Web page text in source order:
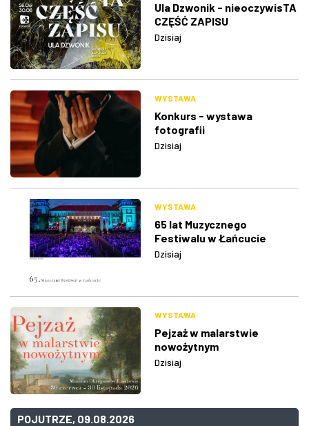
Ula Dzwonik - nieoczywisTA
CZĘŚĆ ZAPISU
Dzisiaj
WYSTAWA
Konkurs - wystawa
fotografii
Dzisiaj
WYSTAWA
65 lat Muzycznego
Festiwalu w Łańcucie
Dzisiaj
WYSTAWA
Pejzaż w malarstwie
nowożytnym
Dzisiaj
POJUTRZE, 09.08.2026